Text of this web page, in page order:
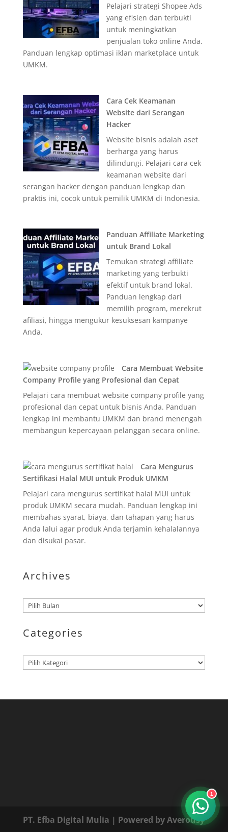
Pelajari strategi Shopee Ads
yang efisien dan terbukti
untuk meningkatkan
penjualan toko online Anda.
Panduan lengkap optimasi iklan marketplace untuk
UMKM.
Cara Cek Keamanan
Website dari Serangan
Hacker
Website bisnis adalah aset
berharga yang harus
dilindungi. Pelajari cara cek
keamanan website dari
serangan hacker dengan panduan lengkap dan
praktis ini, cocok untuk pemilik UMKM di Indonesia.
Panduan Affiliate Marketing
untuk Brand Lokal
Temukan strategi affiliate
marketing yang terbukti
efektif untuk brand lokal.
Panduan lengkap dari
memilih program, merekrut
afiliasi, hingga mengukur kesuksesan kampanye
Anda.
Cara Membuat Website
Company Profile yang Profesional dan Cepat
Pelajari cara membuat website company profile yang
profesional dan cepat untuk bisnis Anda. Panduan
lengkap ini membantu UMKM dan brand menengah
membangun kepercayaan pelanggan secara online.
Cara Mengurus
Sertifikasi Halal MUI untuk Produk UMKM
Pelajari cara mengurus sertifikat halal MUI untuk
produk UMKM secara mudah. Panduan lengkap ini
membahas syarat, biaya, dan tahapan yang harus
Anda lalui agar produk Anda terjamin kehalalannya
dan disukai pasar.
Archives
Arsip
Categories
Kategori
1
PT. Efba Digital Mulia | Powered byAverousy